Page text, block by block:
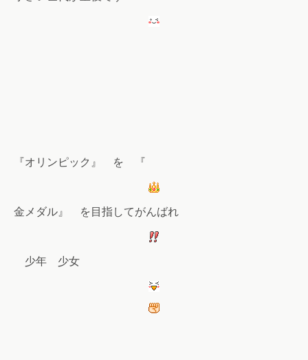
『オリンピック』 を 『
金メダル』 を目指してがんばれ
少年 少女